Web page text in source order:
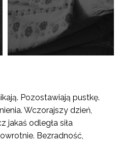
Pozostawiają pustkę.
Wczorajszy dzień,
jakaś odległa siła
Bezradność,